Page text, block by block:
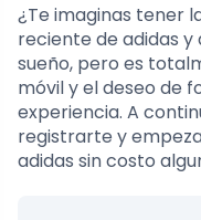
¿Te imaginas tener
reciente de adidas y
sueño, pero es
móvil y el deseo de
experiencia. A
registrarte y
adidas sin costo